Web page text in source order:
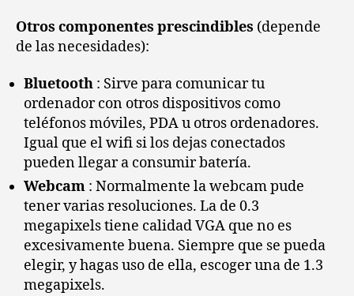
Otros componentes prescindibles (depende
de las necesidades):
Bluetooth : Sirve para comunicar tu
ordenador con otros dispositivos como
teléfonos móviles, PDA u otros ordenadores.
Igual que el wifi si los dejas conectados
pueden llegar a consumir batería.
Webcam : Normalmente la webcam pude
tener varias resoluciones. La de 0.3
megapixels tiene calidad VGA que no es
excesivamente buena. Siempre que se pueda
elegir, y hagas uso de ella, escoger una de 1.3
megapixels.